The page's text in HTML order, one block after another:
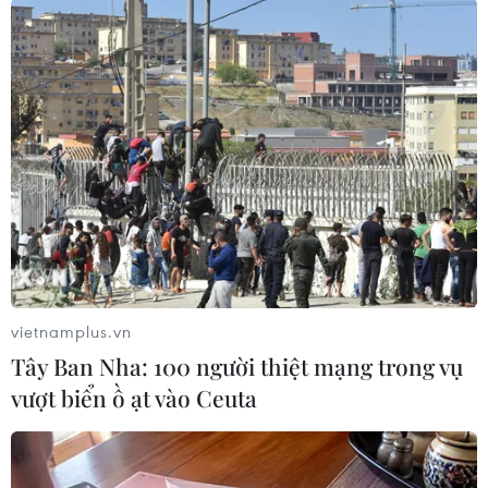
#Nhà ở
#Tổng thống Hàn Quốc Moon Jae-in
#Nhà lãnh đạo Triều Tiên
#Kim Jong-un
#Thăm Seoul
#Gửi thư tay
#Phi hạt nhân hóa
#Mạng xã hội Facebook
#Bán đảo Triều Tiên
Hàn Quốc
Triều Tiên
Theo dõi VietnamPlus
TIN LIÊN QUAN
vietnamplus.vn
Tây Ban Nha: 100 người thiệt mạng trong vụ
vượt biển ồ ạt vào Ceuta